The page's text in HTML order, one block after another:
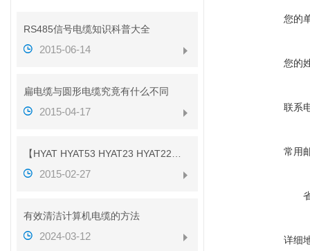
RS485信号电缆知识科普大全
2015-06-14
扁电缆与圆形电缆究竟有什么不同
2015-04-17
2015-02-27
有效清洁计算机电缆的方法
2024-03-12
您的
您的
联系
常用
详细